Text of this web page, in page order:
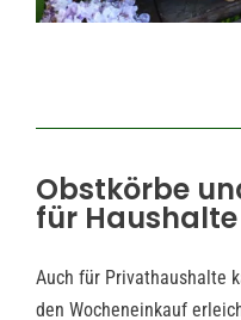
Obstkörbe
für
Auch für Privathaushalte
den Wocheneinkauf